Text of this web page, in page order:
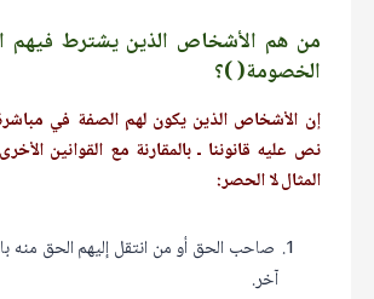
من هم الأشخاص الذين يشترط فيهم
الخصومة( )؟
إن الأشخاص الذين يكون لهم الصفة في
نص عليه قانوننا ـ بالمقارنة مع القوانين
المثال لا الحصر:
صاحب الحق أو من انتقل إليهم الحق منه
آخر.